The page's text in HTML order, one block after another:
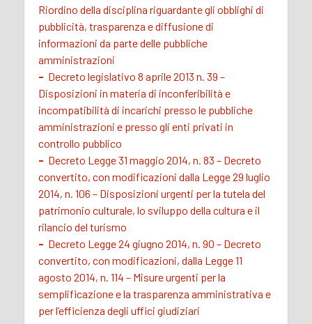
Riordino della disciplina riguardante gli obblighi di
pubblicità, trasparenza e diffusione di
informazioni da parte delle pubbliche
amministrazioni
- Decreto legislativo 8 aprile 2013 n. 39 –
Disposizioni in materia di inconferibilità e
incompatibilità di incarichi presso le pubbliche
amministrazioni e presso gli enti privati in
controllo pubblico
- Decreto Legge 31 maggio 2014, n. 83 – Decreto
convertito, con modificazioni dalla Legge 29 luglio
2014, n. 106 – Disposizioni urgenti per la tutela del
patrimonio culturale, lo sviluppo della cultura e il
rilancio del turismo
- Decreto Legge 24 giugno 2014, n. 90 – Decreto
convertito, con modificazioni, dalla Legge 11
agosto 2014, n. 114 – Misure urgenti per la
semplificazione e la trasparenza amministrativa e
per l’efficienza degli uffici giudiziari